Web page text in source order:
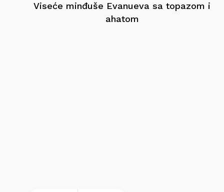
Viseće minđuše Evanueva sa topazom i
ahatom